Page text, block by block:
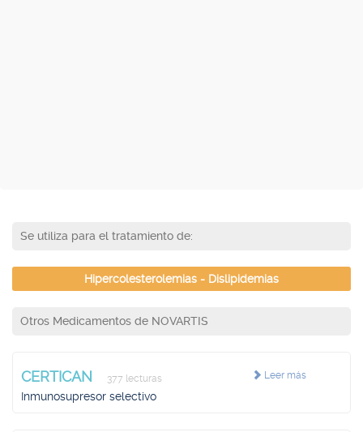
Se utiliza para el tratamiento de:
Hipercolesterolemias - Dislipidemias
Otros Medicamentos de NOVARTIS
Leer más
CERTICAN 377 lecturas
Inmunosupresor selectivo